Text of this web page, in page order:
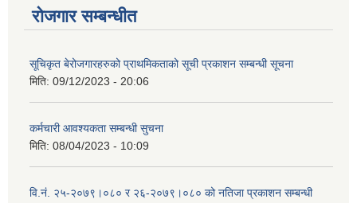
रोजगार सम्बन्धीत
सूचिकृत बेरोजगारहरुको प्राथमिकताको सूची प्रकाशन सम्बन्धी सूचना
मिति: 09/12/2023 - 20:06
कर्मचारी आवश्यकता सम्बन्धी सुचना
मिति: 08/04/2023 - 10:09
वि.नं. २५-२०७९।०८० र २६-२०७९।०८० को नतिजा प्रकाशन सम्बन्धी